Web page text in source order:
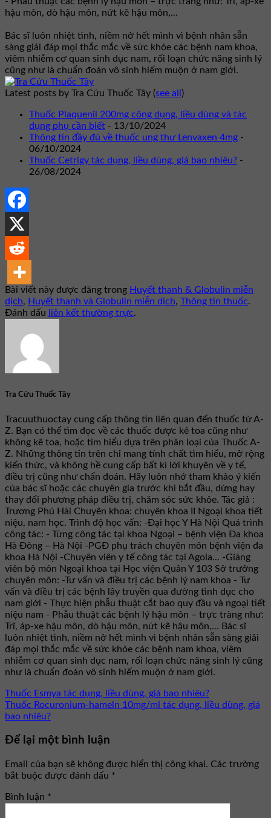
hậu môn, dò hậu môn, nứt kẽ hậu môn,...
Bác sĩ luôn nhiệt tình, niềm nở hết mình vì bệnh nhân sẵn
sàng giải đáp mọi thắc mắc về sức khỏe các bệnh nam khoa,
viêm nhiễm cơ quan sinh dục nam, rối loạn chức năng sinh lý
cũng như là chuẩn đoán vô sinh hiếm muộn ở nam giới.
Latest posts by Tra Cứu Thuốc Tây (see all )
Thuốc Plaquenil 200mg công dụng, liều dùng và tác
dụng phụ cần biết - 13/10/2024
Thông tin đầy đủ về thuốc ung thư Lenvaxen 4mg -
06/10/2024
Thuốc Cetrigy tác dụng, liều dùng, giá bao nhiêu? -
26/08/2024
Bài viết này được đăng trong Huyết thanh & Globulin miễn
dịch, Huyết thanh và Globulin miễn dịch, Thông tin thuốc.
Đánh dấu
liên kết thường trực.
Tra Cứu Thuốc Tây
Tracuuthuoctay cung cấp thông tin liên quan đến thuốc từ A-
Z. Bạn có thể tìm đọc về các thuốc được kê toa cũng như
không kê toa, hoặc tìm hiểu dựa trên phân loại của Thuốc A-
Z. Những thông tin trên chỉ mang tính chất tìm hiểu, mở rộng
kiến thức, và không hề cung cấp bất kì lời khuyên về y tế,
điều trị cũng như chẩn đoán. Hãy luôn nhớ tham khảo ý kiến
của bác sĩ hoặc các chuyên gia trước khi bắt đầu, dừng hay
thay đổi phương pháp điều trị, chăm sóc sức khỏe. Tác giả :
Trương Phú Hải Chuyên khoa: chuyên khoa II Ngoại khoa tiết
niệu, nam học. Trình độ học vấn: -Đại học Y Hà Nội Quá trình
công tác: - Từng công tác tại khoa Ngoại – bệnh viện Đa khoa
Hà Đông – Hà Nội -PGĐ phụ trách chuyên môn bệnh viện đa
khoa Hà Nội -Chuyên viên y tế công tác tại Agola... -Giảng
viên bộ môn Ngoại khoa tại Học viện Quân Y 103 Sở trưởng
chuyên môn: -Tư vấn và điều trị các bệnh lý nam khoa - Tư
vấn và điều trị các bệnh lây truyền qua đường tình dục cho
nam giới - Thực hiện phẫu thuật cắt bao quy đầu và ngoại tiết
niệu nam - Phẫu thuật các bệnh lý hậu môn – trực tràng như:
Trĩ, áp-xe hậu môn, dò hậu môn, nứt kẽ hậu môn,... Bác sĩ
luôn nhiệt tình, niềm nở hết mình vì bệnh nhân sẵn sàng giải
đáp mọi thắc mắc về sức khỏe các bệnh nam khoa, viêm
nhiễm cơ quan sinh dục nam, rối loạn chức năng sinh lý cũng
như là chuẩn đoán vô sinh hiếm muộn ở nam giới.
Thuốc Esmya tác dụng, liều dùng, giá bao nhiêu?
Thuốc Rocuronium-hameln 10mg/ml tác dụng, liều dùng, giá
bao nhiêu?
Để lại một bình luận
Email của bạn sẽ không được hiển thị công khai. Các trường
bắt buộc được đánh dấu *
Bình luận *